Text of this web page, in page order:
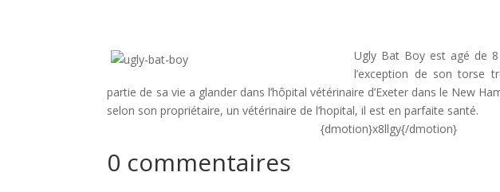
Ugly Bat Boy est agé de 8
l’exception de son torse
partie de sa vie a glander dans l’hôpital vétérinaire d’Exeter dans le New
selon son propriétaire, un vétérinaire de l’hopital, il est en parfaite santé.
{dmotion}x8llgy{/dmotion}
0 commentaires